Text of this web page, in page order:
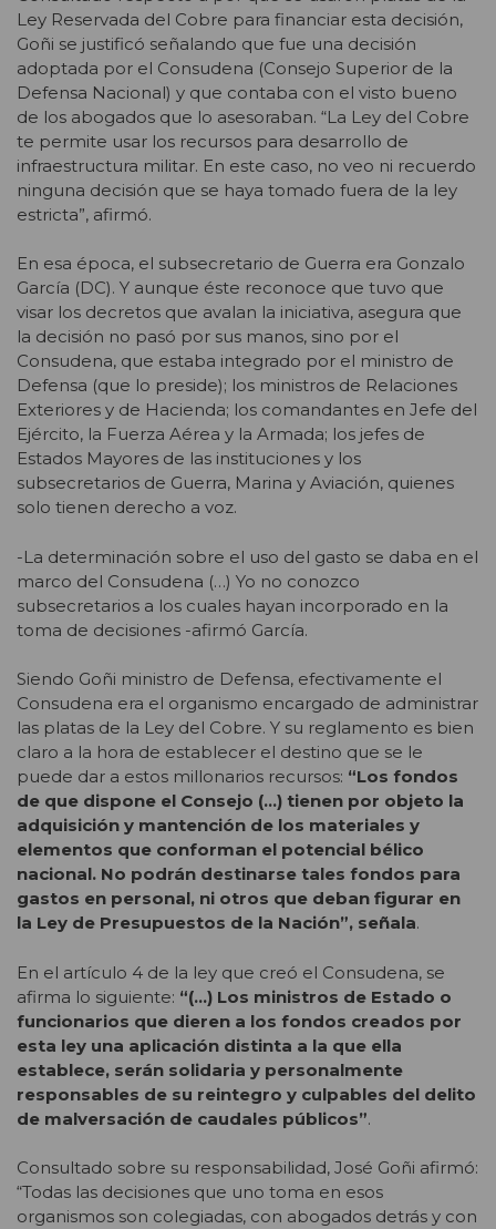
Ley Reservada del Cobre para financiar esta decisión,
Goñi se justificó señalando que fue una decisión
adoptada por el Consudena (Consejo Superior de la
Defensa Nacional) y que contaba con el visto bueno
de los abogados que lo asesoraban. “La Ley del Cobre
te permite usar los recursos para desarrollo de
infraestructura militar. En este caso, no veo ni recuerdo
ninguna decisión que se haya tomado fuera de la ley
estricta”, afirmó.
En esa época, el subsecretario de Guerra era Gonzalo
García (DC). Y aunque éste reconoce que tuvo que
visar los decretos que avalan la iniciativa, asegura que
la decisión no pasó por sus manos, sino por el
Consudena, que estaba integrado por el ministro de
Defensa (que lo preside); los ministros de Relaciones
Exteriores y de Hacienda; los comandantes en Jefe del
Ejército, la Fuerza Aérea y la Armada; los jefes de
Estados Mayores de las instituciones y los
subsecretarios de Guerra, Marina y Aviación, quienes
solo tienen derecho a voz.
-La determinación sobre el uso del gasto se daba en el
marco del Consudena (…) Yo no conozco
subsecretarios a los cuales hayan incorporado en la
toma de decisiones -afirmó García.
Siendo Goñi ministro de Defensa, efectivamente el
Consudena era el organismo encargado de administrar
las platas de la Ley del Cobre. Y su reglamento es bien
claro a la hora de establecer el destino que se le
puede dar a estos millonarios recursos: “Los fondos
de que dispone el Consejo (…) tienen por objeto la
adquisición y mantención de los materiales y
elementos que conforman el potencial bélico
nacional. No podrán destinarse tales fondos para
gastos en personal, ni otros que deban figurar en
la Ley de Presupuestos de la Nación”, señala.
En el artículo 4 de la ley que creó el Consudena, se
afirma lo siguiente: “(…) Los ministros de Estado o
funcionarios que dieren a los fondos creados por
esta ley una aplicación distinta a la que ella
establece, serán solidaria y personalmente
responsables de su reintegro y culpables del delito
de malversación de caudales públicos”.
Consultado sobre su responsabilidad, José Goñi afirmó:
“Todas las decisiones que uno toma en esos
organismos son colegiadas, con abogados detrás y con